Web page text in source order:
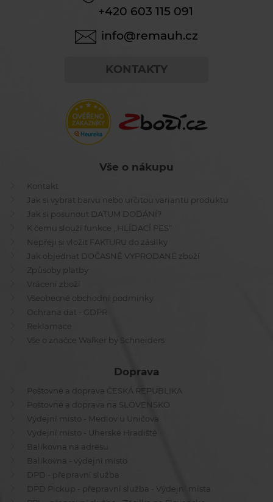
+420 603 115 091
info@remauh.cz
KONTAKTY
Vše o nákupu
Kontakt
Jak si vybrat barvu nebo určitou variantu produktu
Jak si posunout DATUM DODÁNÍ?
K čemu slouží funkce ,,HLÍDACÍ PES"
Nepřeji si vložit FAKTURU do zásilky
Jak objednat DOČASNĚ VYPRODANÉ zboží
Způsoby platby
Vrácení zboží
Všeobecné obchodní podmínky
Ochrana dat - GDPR
Reklamace
Vše o značce Walker by Schneiders
Doprava
Poštovné a doprava ČESKÁ REPUBLIKA
Poštovné a doprava na SLOVENSKO
Výdejní místo - Medlov u Uničova
Výdejní místo - Uherské Hradiště
Balíkovna na adresu
Balíkovna - výdejní místo
DPD - přepravní služba
DPD Pickup - přepravní služba - Výdejní místa